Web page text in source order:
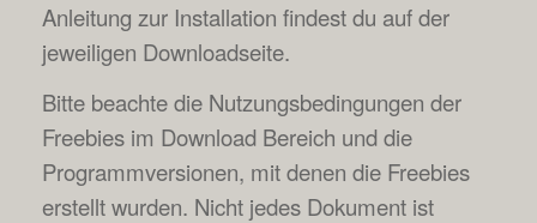
Anleitung zur Installation findest du auf der
jeweiligen Downloadseite.
Bitte beachte die Nutzungsbedingungen der
Freebies im Download Bereich und die
Programmversionen, mit denen die Freebies
erstellt wurden. Nicht jedes Dokument ist